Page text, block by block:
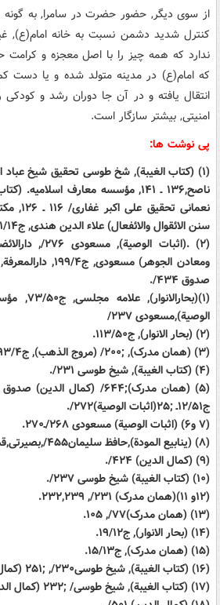
از سوی دیگر, حضور حضرت در سامرا, به گونه
کنترل شدید دشمن نسبت به خانه امام(ع),
ندارد که همه چیز را با اصل معجزه و کرامت
که امام(ع) در مدینه متولد شده و یا دست
انتقال یافته و در آن جا دوران رشد و
امنیتی, بیشتر سازگار است.
پی نوشت ها:
(۱) (کتاب الغیبة), شخ طوسی تحقیق شیخ عباد
ناصح,۱۳۶ ـ ۱۴۱, مؤسسه معارف
نعمانی
سنن الائقوال والائفعال) علاء الدین هندی, ج۲۶۱/۱۴ تا ۲۷۶.
(۲) .(اثبات
ومعادن الجوهر)
صدوق ۴۳۴/.
الوصیة),مسعودی ۲۳۷/
(۲) (بحار الانوار), ج۱۱۳/۵۰.
(۳) (همان مدرک), ;۲۰۰/ (مروج الذهب), ج۹۳/۴.
(۴) (کتاب الغیبة), شیخ طوسی ۲۳۱/.
ج۱۲/۵۱ـ ;۲۵(اثبات الوصیة)۲۷۲/.
(۷ و۶) (اثبات الوصیة) مسعودی ۲۶۸/ـ۲۷۰.
(۸) (ینابیع المودة),حافظ سلیمان۴۵۵/,بصیرتی,قم.
(۹) (کمال الدین) ۴۲۴/.
(۱۰) (کتاب الغیبة) شیخ طوسی ۲۳۷/.
(۱۲و ۱۱)(همان مدرک) ۲۳۱/, ۲۳۲,۲۳۹.
(۱۳) (همان مدرک)۷۷/, ۱۰۵.
(۱۴) (بحار الانوار), ج۱۹/۱۲.
(۱۵) (همان مدرک), ج۱۵/۱۳.
(۱۶) (کتاب الغیبة), شیخ طوسی۲۳۰/, ;۲۵۱ (کمال الدین) ۴۳۴/.
(۱۷) (کتاب الغیبة), شیخ طوسی/ ;۲۳۲ (کمال الدین)/۴۲۹ .